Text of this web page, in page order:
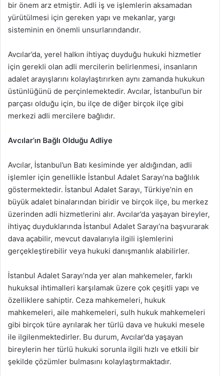
bir önem arz etmiştir. Adli iş ve işlemlerin aksamadan
yürütülmesi için gereken yapı ve mekanlar, yargı
sisteminin en önemli unsurlarındandır.
Avcılar’da, yerel halkın ihtiyaç duyduğu hukuki hizmetler
için gerekli olan adli mercilerin belirlenmesi, insanların
adalet arayışlarını kolaylaştırırken aynı zamanda hukukun
üstünlüğünü de perçinlemektedir. Avcılar, İstanbul’un bir
parçası olduğu için, bu ilçe de diğer birçok ilçe gibi
merkezi adli mercilere bağlıdır.
Avcılar’ın Bağlı Olduğu Adliye
Avcılar, İstanbul’un Batı kesiminde yer aldığından, adli
işlemler için genellikle İstanbul Adalet Sarayı’na bağlılık
göstermektedir. İstanbul Adalet Sarayı, Türkiye’nin en
büyük adalet binalarından biridir ve birçok ilçe, bu merkez
üzerinden adli hizmetlerini alır. Avcılar’da yaşayan bireyler,
ihtiyaç duyduklarında İstanbul Adalet Sarayı’na başvurarak
dava açabilir, mevcut davalarıyla ilgili işlemlerini
gerçekleştirebilir veya hukuki danışmanlık alabilirler.
İstanbul Adalet Sarayı’nda yer alan mahkemeler, farklı
hukuksal ihtimalleri karşılamak üzere çok çeşitli yapı ve
özelliklere sahiptir. Ceza mahkemeleri, hukuk
mahkemeleri, aile mahkemeleri, sulh hukuk mahkemeleri
gibi birçok türe ayrılarak her türlü dava ve hukuki mesele
ile ilgilenmektedirler. Bu durum, Avcılar’da yaşayan
bireylerin her türlü hukuki sorunla ilgili hızlı ve etkili bir
şekilde çözümler bulmasını kolaylaştırmaktadır.